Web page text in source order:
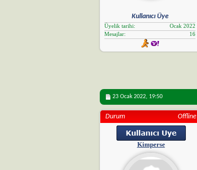
Kullanıcı Üye
Üyelik tarihi
Ocak 2022
Mesajlar
16
23 Ocak 2022, 19:50
Durum Offline
Kimperse